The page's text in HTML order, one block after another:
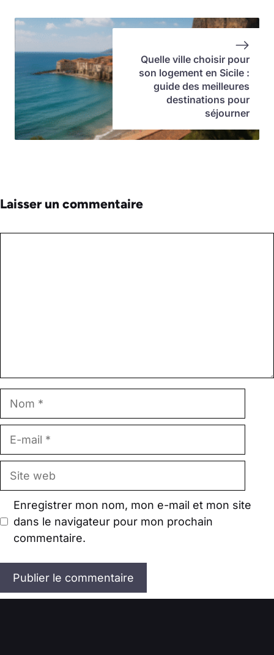
Quelle ville choisir pour
son logement en Sicile :
guide des meilleures
destinations pour
séjourner
Laisser un commentaire
Nom
E-
Site
Enregistrer mon nom, mon e-mail et mon site
dans le navigateur pour mon prochain
commentaire.